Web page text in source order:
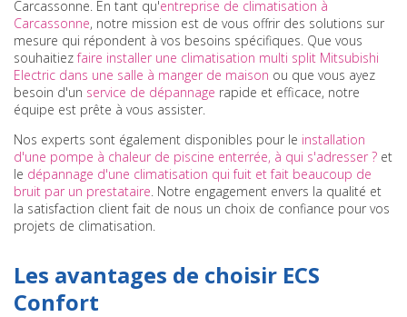
Carcassonne. En tant qu'entreprise de climatisation à
Carcassonne, notre mission est de vous offrir des solutions sur
mesure qui répondent à vos besoins spécifiques. Que vous
souhaitiezfaire installer une climatisation multi split Mitsubishi
Electric dans une salle à manger de maison ou que vous ayez
besoin d'un service de dépannage rapide et efficace, notre
équipe est prête à vous assister.
Nos experts sont également disponibles pour le installation
d'une pompe à chaleur de piscine enterrée, à qui s'adresser ? et
le dépannage d'une climatisation qui fuit et fait beaucoup de
bruit par un prestataire. Notre engagement envers la qualité et
la satisfaction client fait de nous un choix de confiance pour vos
projets de climatisation.
Les avantages de choisir ECS
Confort